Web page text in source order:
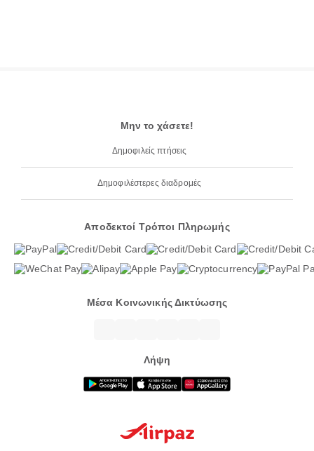
Μην το χάσετε!
Δημοφιλείς πτήσεις
Δημοφιλέστερες διαδρομές
Αποδεκτοί Τρόποι Πληρωμής
Μέσα Κοινωνικής Δικτύωσης
Λήψη